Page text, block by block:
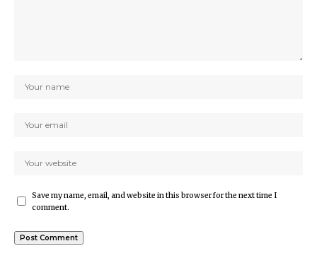
Save my name, email, and website in this browser for the next time I
comment.